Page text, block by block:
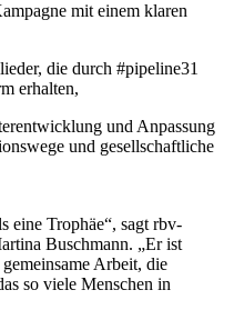
mit einem klaren
die durch #pipeline31
erhalten,
und Anpassung
und gesellschaftliche
eine Trophäe“, sagt rbv-
Buschmann. „Er ist
Arbeit, die
so viele Menschen in